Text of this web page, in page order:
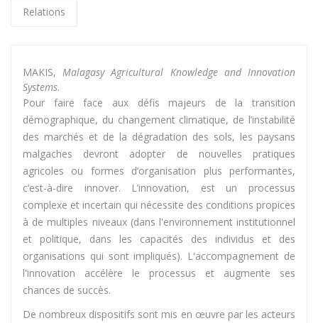
Relations
MAKIS,Malagasy Agricultural Knowledge and Innovation
Systems.
Pour faire face aux défis majeurs de la transition
démographique, du changement climatique, de l’instabilité
des marchés et de la dégradation des sols, les paysans
malgaches devront adopter de nouvelles pratiques
agricoles ou formes d’organisation plus performantes,
c’est-à-dire innover. L’innovation, est un processus
complexe et incertain qui nécessite des conditions propices
à de multiples niveaux (dans l'environnement institutionnel
et politique, dans les capacités des individus et des
organisations qui sont impliqués). L'accompagnement de
l'innovation accélère le processus et augmente ses
chances de succès.
De nombreux dispositifs sont mis en œuvre par les acteurs